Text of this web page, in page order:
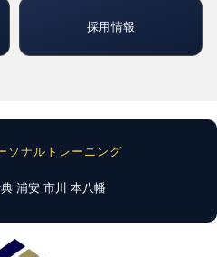
採用情報
ソナルトレーニング
浦安 市川 本八幡